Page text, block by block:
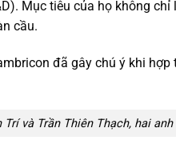
Mục tiêu của họ không
cầu.
đã gây chú ý khi
Trí và Trần Thiên Thạch, hai